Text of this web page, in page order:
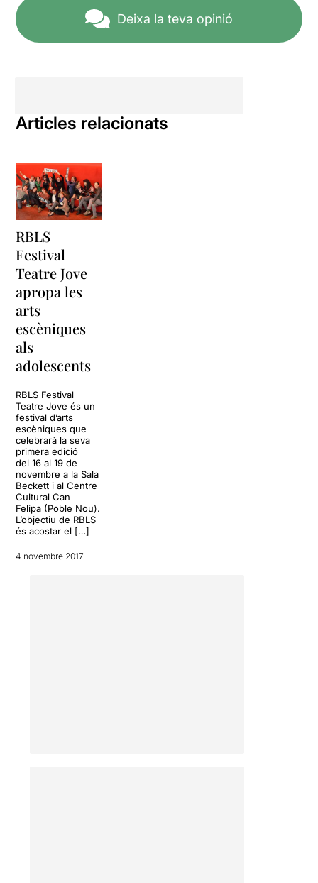
Deixa la teva opinió
Articles relacionats
RBLS
Festival
Teatre Jove
apropa les
arts
escèniques
als
adolescents
RBLS Festival
Teatre Jove és un
festival d’arts
escèniques que
celebrarà la seva
primera edició
del 16 al 19 de
novembre a la Sala
Beckett i al Centre
Cultural Can
Felipa (Poble Nou).
L’objectiu de RBLS
és acostar el […]
4 novembre 2017